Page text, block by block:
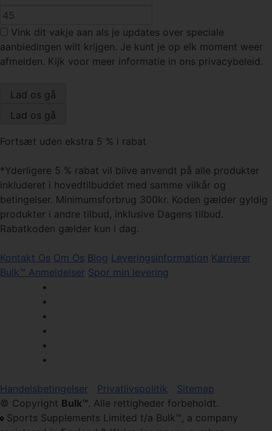
Vink dit vakje aan als je updates over speciale
aanbiedingen wilt krijgen. Je kunt je op elk moment weer
afmelden. Kijk voor meer informatie in ons privacybeleid.
Fortsæt uden ekstra 5 % i rabat
*Yderligere 5 % rabat vil blive anvendt på alle produkter
inkluderet i hovedtilbuddet med samme vilkår og
betingelser. Minimumsforbrug 300kr. Koden gælder gyldig
produkter i andre tilbud, inklusive Dagens tilbud.
Rabatkoden gælder kun i dag.
Kontakt Os Om Os Blog Leveringsinformation Karrierer
Bulk™ Anmeldelser Spor min levering
Handelsbetingelser Privatlivspolitik
Sitemap
© Copyright Bulk™. Alle rettigheder forbeholdt.
Sports Supplements Limited t/a Bulk™, a company